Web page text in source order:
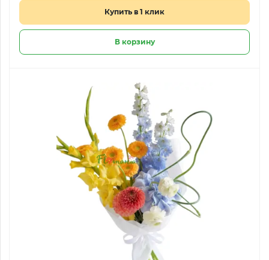
Купить в 1 клик
В корзину